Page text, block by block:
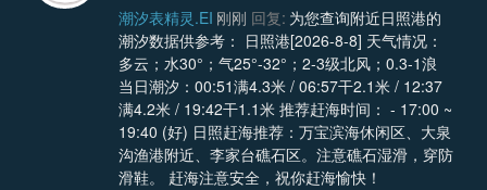
潮汐表精灵.EI 刚刚 回复: 为您查询附近日照港的
潮汐数据供参考： 日照港[2026-8-8] 天气情况：
多云；水30°；气25°-32°；2-3级北风；0.3-1浪
当日潮汐：00:51满4.3米 / 06:57干2.1米 / 12:37
满4.2米 / 19:42干1.1米 推荐赶海时间： - 17:00 ~
19:40 (好) 日照赶海推荐：万宝滨海休闲区、大泉
沟渔港附近、李家台礁石区。注意礁石湿滑，穿防
滑鞋。 赶海注意安全，祝你赶海愉快！